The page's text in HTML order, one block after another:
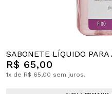
SABONETE LÍQUIDO
R$ 65,00
1x de R$ 65,00 sem juros.